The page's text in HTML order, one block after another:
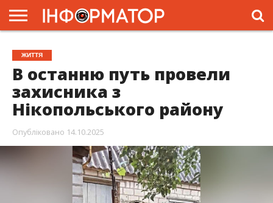
ГОЛОВНА
ЖИТТЯ
ВЛАДА
ГРОШІ
ТРЕШ
ПРЕС-
РЕЛІЗИ
РЕКЛАМА
ПРОЕКТИ
ЖИТТЯ
В останню путь провели
захисника з
Нікопольського району
Опубліковано 14.10.2025